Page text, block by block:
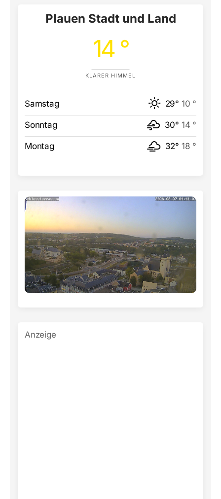
Plauen Stadt und Land
14 °
KLARER HIMMEL
Samstag 29° 10 °
Sonntag 30° 14 °
Montag 32° 18 °
Anzeige